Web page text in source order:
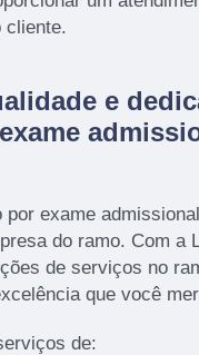
cliente.
e
por exame
do ramo. Com a
de serviços no
que você
de: